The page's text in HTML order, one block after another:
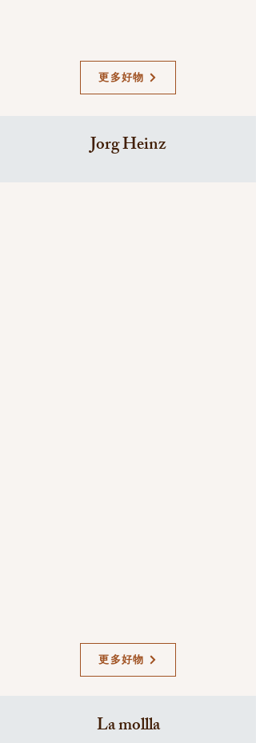
更多好物
Jorg Heinz
更多好物
La mollla